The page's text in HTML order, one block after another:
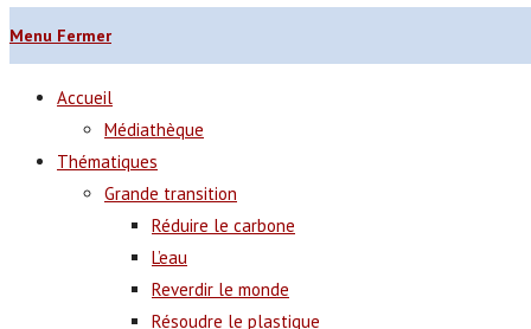
Menu Fermer
Accueil
Médiathèque
Thématiques
Grande transition
Réduire le carbone
L’eau
Reverdir le monde
Résoudre le plastique